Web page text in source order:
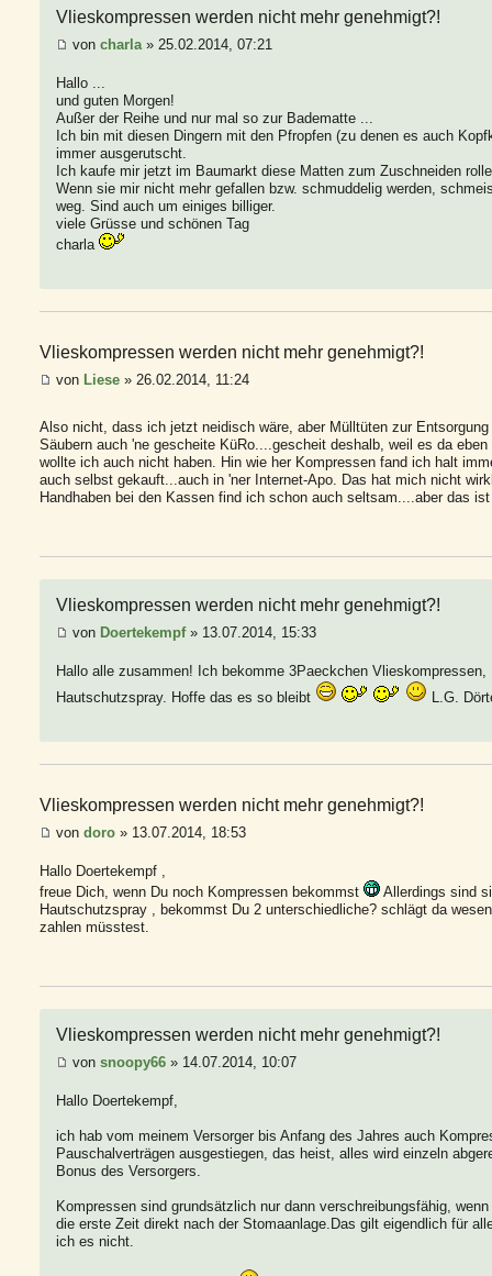
Vlieskompressen werden nicht mehr genehmigt?!
von charla » 25.02.2014, 07:21
Hallo ...
und guten Morgen!
Außer der Reihe und nur mal so zur Badematte ...
Ich bin mit diesen Dingern mit den Pfropfen (zu denen es auch
immer ausgerutscht.
Ich kaufe mir jetzt im Baumarkt diese Matten zum Zuschneiden
Wenn sie mir nicht mehr gefallen bzw. schmuddelig werden,
weg. Sind auch um einiges billiger.
viele Grüsse und schönen Tag
charla
Vlieskompressen werden nicht mehr genehmigt?!
von Liese » 26.02.2014, 11:24
Also nicht, dass ich jetzt neidisch wäre, aber Mülltüten zur
Säubern auch 'ne gescheite KüRo....gescheit deshalb, weil es da
wollte ich auch nicht haben. Hin wie her Kompressen fand ich halt
auch selbst gekauft...auch in 'ner Internet-Apo. Das hat mich nicht
Handhaben bei den Kassen find ich schon auch seltsam....aber das
Vlieskompressen werden nicht mehr genehmigt?!
von Doertekempf » 13.07.2014, 15:33
Hallo alle zusammen! Ich bekomme 3Paeckchen
Hautschutzspray. Hoffe das es so bleibt
L.G.
Vlieskompressen werden nicht mehr genehmigt?!
von doro » 13.07.2014, 18:53
Hallo Doertekempf ,
freue Dich, wenn Du noch Kompressen bekommst
Allerdings sind
Hautschutzspray , bekommst Du 2 unterschiedliche? schlägt da
zahlen müsstest.
Vlieskompressen werden nicht mehr genehmigt?!
von snoopy66 » 14.07.2014, 10:07
Hallo Doertekempf,
ich hab vom meinem Versorger bis Anfang des Jahres auch
Pauschalverträgen ausgestiegen, das heist, alles wird einzeln
Bonus des Versorgers.
Kompressen sind grundsätzlich nur dann verschreibungsfähig,
die erste Zeit direkt nach der Stomaanlage.Das gilt eigendlich für
ich es nicht.